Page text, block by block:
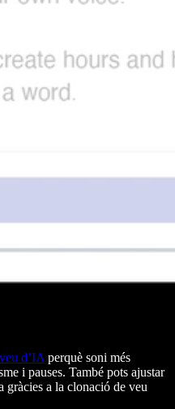
veu d’IA perquè soni més
i pauses. També pots ajustar
gràcies a la clonació de veu